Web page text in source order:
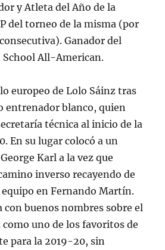
y Atleta del Año de la
del torneo de la misma (por
Ganador del
School All-American.
europeo de Lolo Sáinz tras
entrenador blanco, quien
técnica al inicio de la
En su lugar colocó a un
Karl a la vez que
inverso recayendo de
equipo en Fernando Martín.
con buenos nombres sobre el
como uno de los favoritos de
para la 2019-20, sin